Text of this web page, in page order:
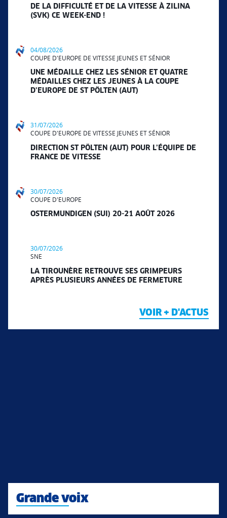
DE LA DIFFICULTÉ ET DE LA VITESSE À ZILINA
(SVK) CE WEEK-END !
04/08/2026
COUPE D'EUROPE DE VITESSE JEUNES ET SÉNIOR
UNE MÉDAILLE CHEZ LES SÉNIOR ET QUATRE
MÉDAILLES CHEZ LES JEUNES À LA COUPE
D’EUROPE DE ST PÖLTEN (AUT)
31/07/2026
COUPE D'EUROPE DE VITESSE JEUNES ET SÉNIOR
DIRECTION ST PÖLTEN (AUT) POUR L’ÉQUIPE DE
FRANCE DE VITESSE
30/07/2026
COUPE D'EUROPE
OSTERMUNDIGEN (SUI) 20-21 AOÛT 2026
30/07/2026
SNE
LA TIROUNÈRE RETROUVE SES GRIMPEURS
APRÈS PLUSIEURS ANNÉES DE FERMETURE
VOIR + D'ACTUS
Grande voix